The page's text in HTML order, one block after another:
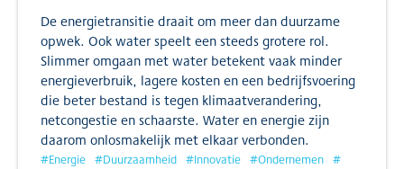
De energietransitie draait om meer dan duurzame
opwek. Ook water speelt een steeds grotere rol.
Slimmer omgaan met water betekent vaak minder
energieverbruik, lagere kosten en een bedrijfsvoering
die beter bestand is tegen klimaatverandering,
netcongestie en schaarste. Water en energie zijn
daarom onlosmakelijk met elkaar verbonden.
#Energie #Duurzaamheid #Innovatie #Ondernemen #